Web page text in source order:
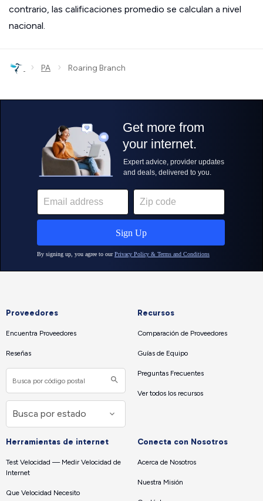
contrario, las calificaciones promedio se calculan a nivel
nacional.
› PA › Roaring Branch
Proveedores
Encuentra Proveedores
Reseñas
Recursos
Comparación de Proveedores
Guías de Equipo
Preguntas Frecuentes
Ver todos los recursos
Herramientas de internet
Test Velocidad — Medir Velocidad de
Internet
Que Velocidad Necesito
Conecta con Nosotros
Acerca de Nosotros
Nuestra Misión